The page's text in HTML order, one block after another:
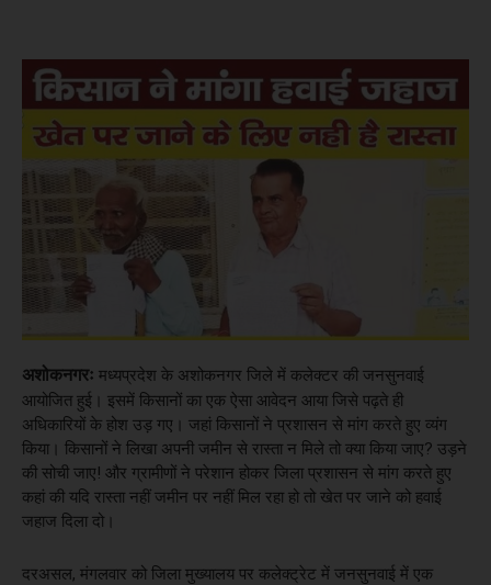
अशोकनगरः मध्यप्रदेश के अशोकनगर जिले में कलेक्टर की जनसुनवाई
आयोजित हुई। इसमें किसानों का एक ऐसा आवेदन आया जिसे पढ़ते ही
अधिकारियों के होश उड़ गए। जहां किसानों ने प्रशासन से मांग करते हुए व्यंग
किया। किसानों ने लिखा अपनी जमीन से रास्ता न मिले तो क्या किया जाए? उड़ने
की सोची जाए! और ग्रामीणों ने परेशान होकर जिला प्रशासन से मांग करते हुए
कहां की यदि रास्ता नहीं जमीन पर नहीं मिल रहा हो तो खेत पर जाने को हवाई
जहाज दिला दो।
दरअसल, मंगलवार को जिला मुख्यालय पर कलेक्ट्रेट में जनसुनवाई में एक